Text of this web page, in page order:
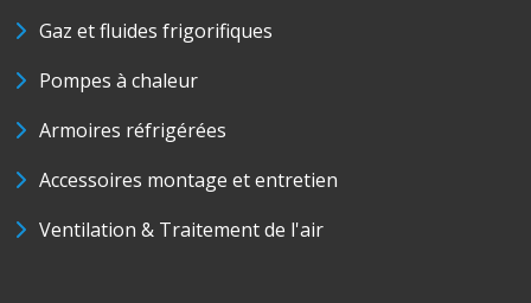
Gaz et fluides frigorifiques
Pompes à chaleur
Armoires réfrigérées
Accessoires montage et entretien
Ventilation & Traitement de l'air